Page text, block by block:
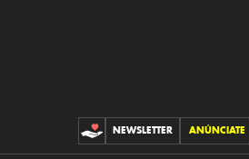
CONTRIBUCIONES
NEWSLETTER ANÚNCIATE